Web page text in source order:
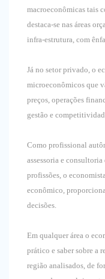
macroeconômicas tais
destaca-se nas áreas
infra-estrutura, com
Já no setor privado, o
microeconômicos que
preços, operações
gestão e
Como profissional
assessoria e
profissões, o
econômico,
decisões.
Em qualquer área o
prático e saber sobre a
região analisados, de